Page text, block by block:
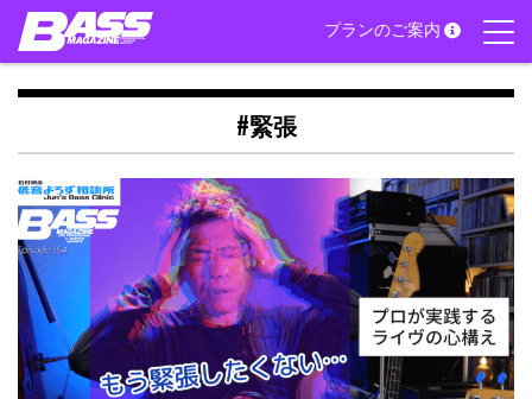
Skip
content
プランのご案内
#緊張